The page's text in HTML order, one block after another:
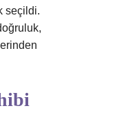
seçildi.